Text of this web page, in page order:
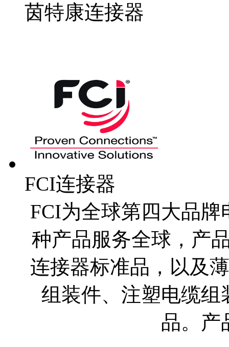
茵特康连接器
FCI连接器
FCI为全球第四大品
种产品服务全球，产
连接器标准品，以及
组装件、注塑电缆
品。产